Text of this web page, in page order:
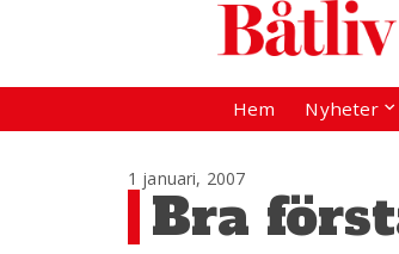
Hem Nyheter
1 januari, 2007
Bra